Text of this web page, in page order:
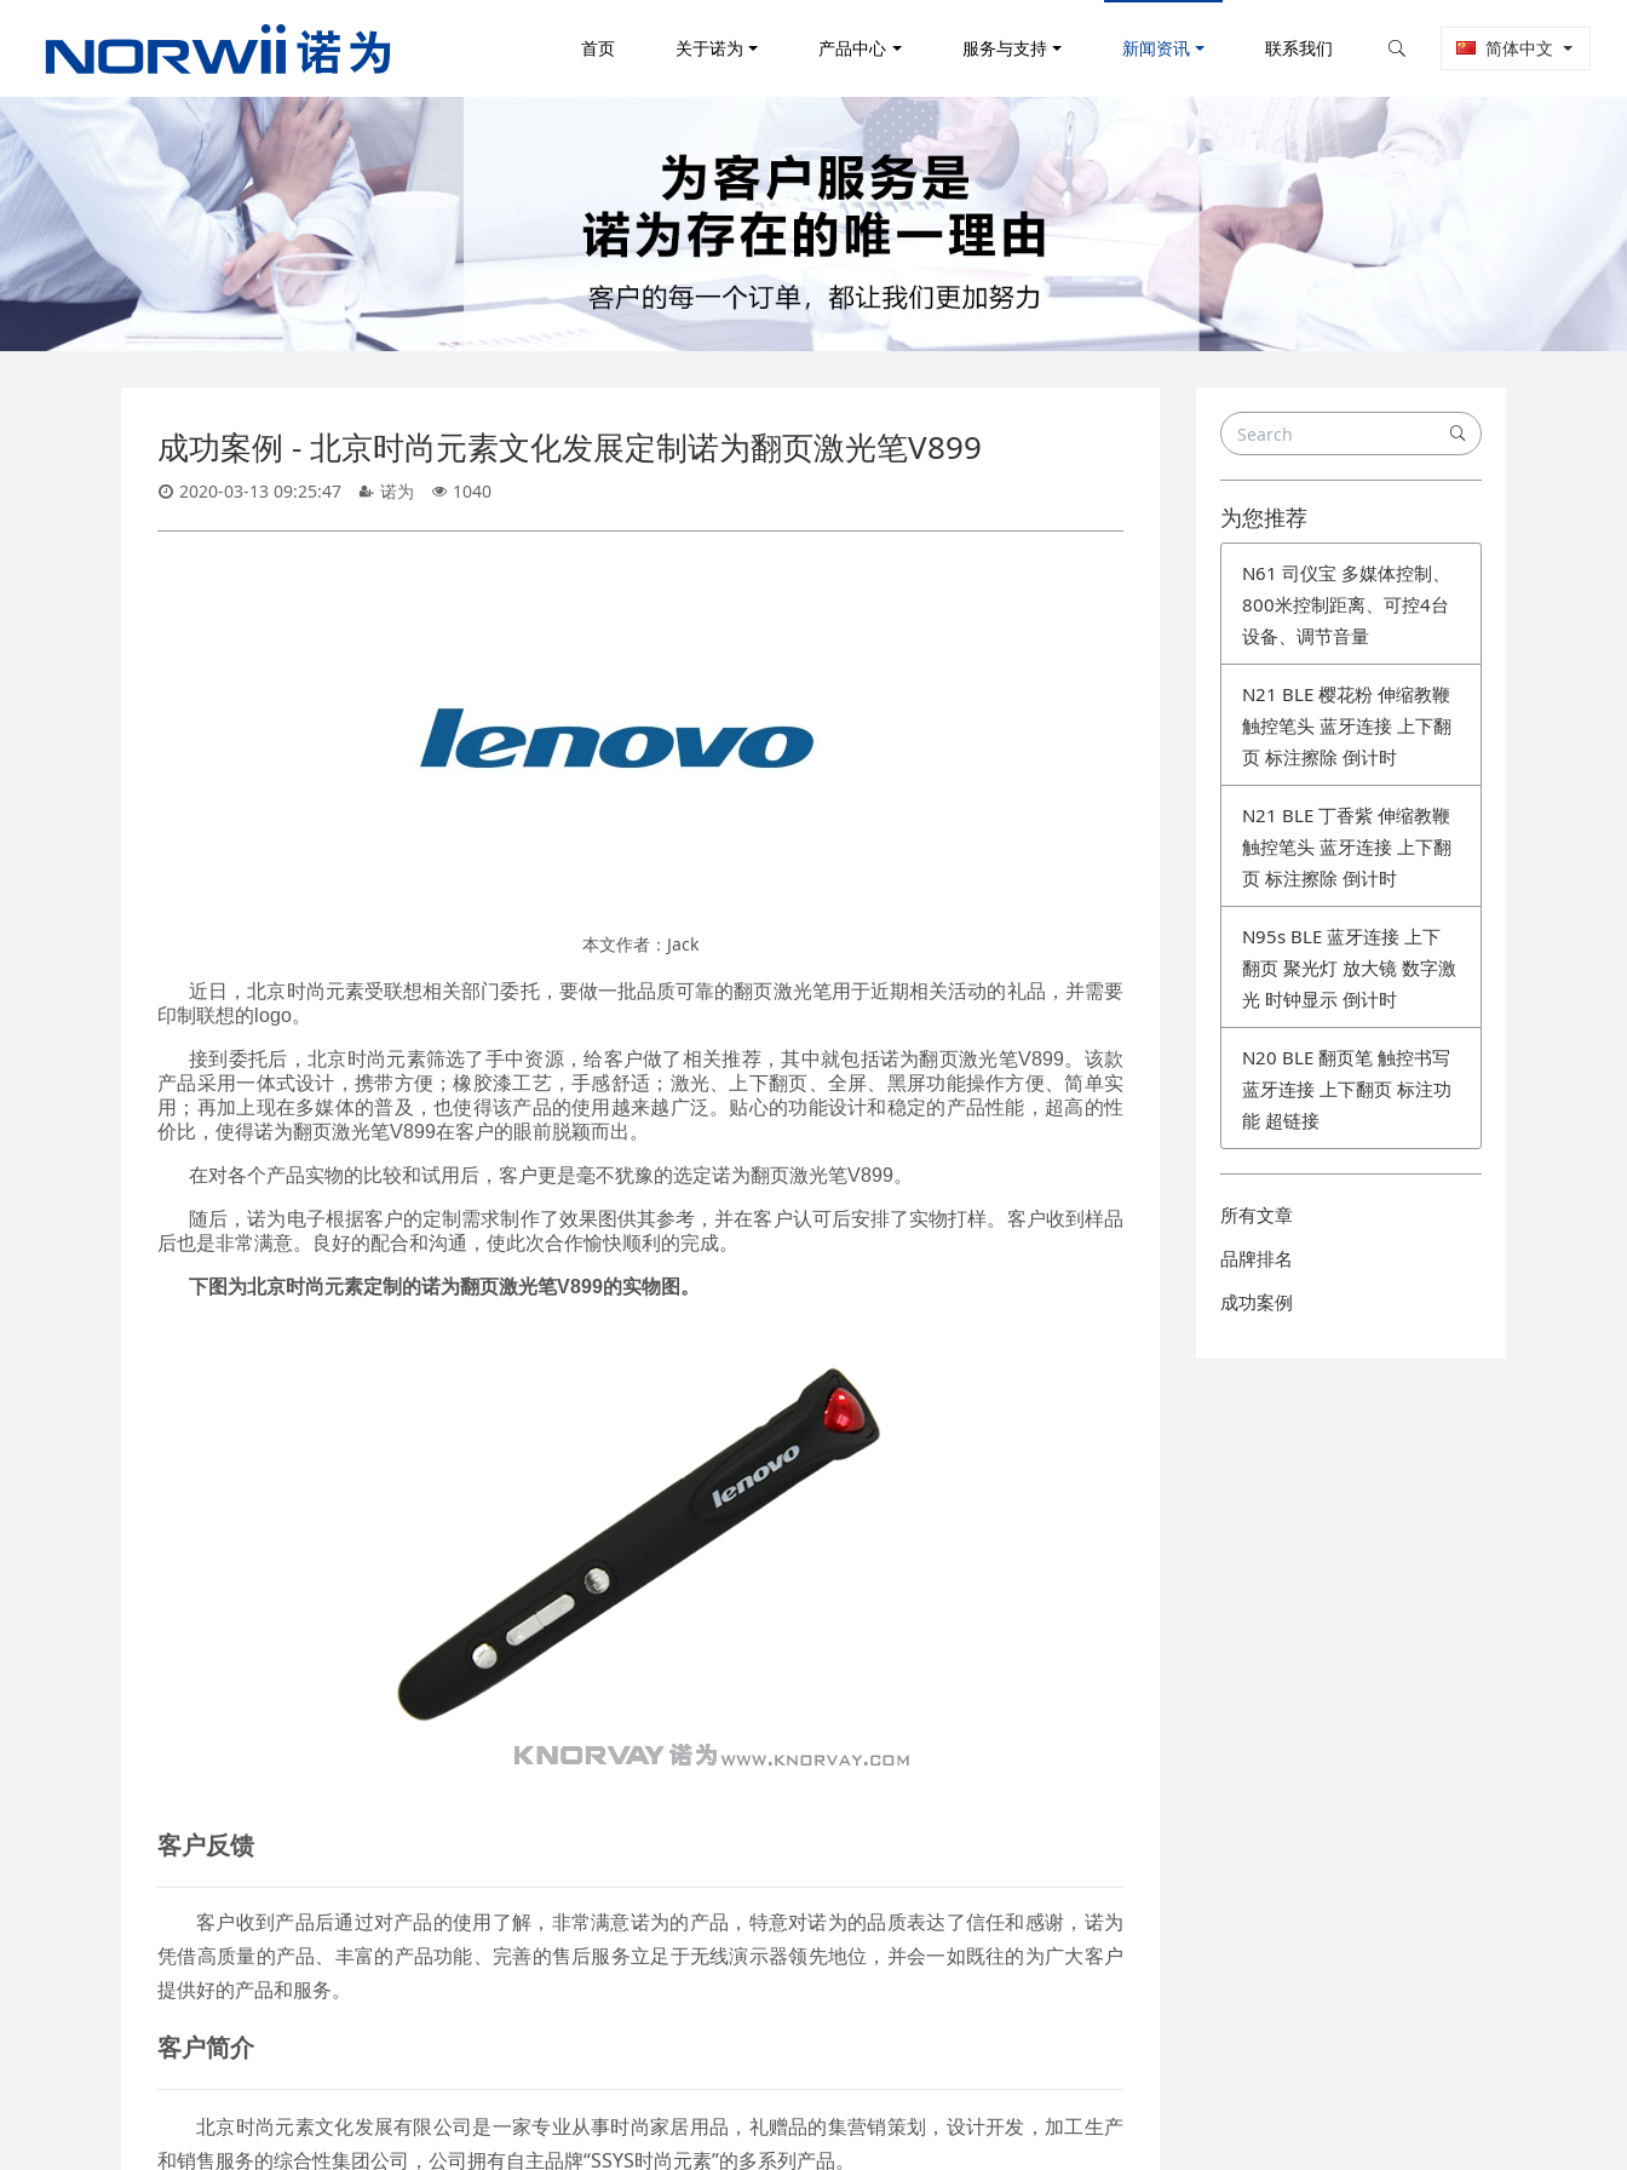
简体中文
首页 关于诺为 产品中心 服务与支持 新闻资讯 联系我们
成功案例 - ​北京时尚元素文化发展定制诺为翻页激光笔V899
2020-03-13 09:25:47 诺为 1040
本文作者：Jack
近日，北京时尚元素受联想相关部门委托，要做一批品质可靠的翻页激光笔用于近期相关活动的礼品，并需要
印制联想的logo。
接到委托后，北京时尚元素筛选了手中资源，给客户做了相关推荐，其中就包括诺为翻页激光笔V899。该款
产品采用一体式设计，携带方便；橡胶漆工艺，手感舒适；激光、上下翻页、全屏、黑屏功能操作方便、简单实
用；再加上现在多媒体的普及，也使得该产品的使用越来越广泛。贴心的功能设计和稳定的产品性能，超高的性
价比，使得诺为翻页激光笔V899在客户的眼前脱颖而出。
在对各个产品实物的比较和试用后，客户更是毫不犹豫的选定诺为翻页激光笔V899。
随后，诺为电子根据客户的定制需求制作了效果图供其参考，并在客户认可后安排了实物打样。客户收到样品
后也是非常满意。良好的配合和沟通，使此次合作愉快顺利的完成。
下图为北京时尚元素定制的诺为翻页激光笔V899的实物图。
客户反馈
客户收到产品后通过对产品的使用了解，非常满意诺为的产品，特意对诺为的品质表达了信任和感谢，诺为
凭借高质量的产品、丰富的产品功能、完善的售后服务立足于无线演示器领先地位，并会一如既往的为广大客户
提供好的产品和服务。
客户简介
北京时尚元素文化发展有限公司是一家专业从事时尚家居用品，礼赠品的集营销策划，设计开发，加工生产
和销售服务的综合性集团公司，公司拥有自主品牌“SSYS时尚元素”的多系列产品。
为您推荐
N61 司仪宝 多媒体控制、
800米控制距离、可控4台
设备、调节音量
N21 BLE 樱花粉 伸缩教鞭
触控笔头 蓝牙连接 上下翻
页 标注擦除 倒计时
N21 BLE 丁香紫 伸缩教鞭
触控笔头 蓝牙连接 上下翻
页 标注擦除 倒计时
N95s BLE 蓝牙连接 上下
翻页 聚光灯 放大镜 数字激
光 时钟显示 倒计时
N20 BLE 翻页笔 触控书写
蓝牙连接 上下翻页 标注功
能 超链接
所有文章
品牌排名
成功案例